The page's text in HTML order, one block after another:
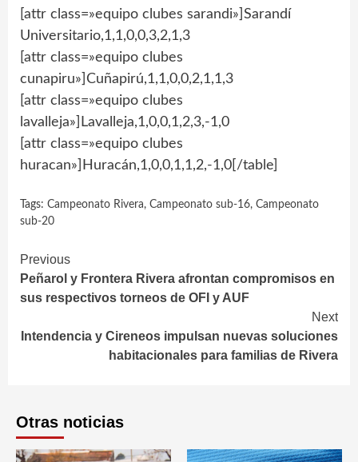
[attr class=»equipo clubes sarandi»]Sarandí
Universitario,1,1,0,0,3,2,1,3
[attr class=»equipo clubes
cunapiru»]Cuñapirú,1,1,0,0,2,1,1,3
[attr class=»equipo clubes
lavalleja»]Lavalleja,1,0,0,1,2,3,-1,0
[attr class=»equipo clubes
huracan»]Huracán,1,0,0,1,1,2,-1,0[/table]
Tags: Campeonato Rivera, Campeonato sub-16, Campeonato
sub-20
Continue
Reading
Previous
Peñarol y Frontera Rivera afrontan compromisos en
sus respectivos torneos de OFI y AUF
Next
Intendencia y Cireneos impulsan nuevas soluciones
habitacionales para familias de Rivera
Otras noticias